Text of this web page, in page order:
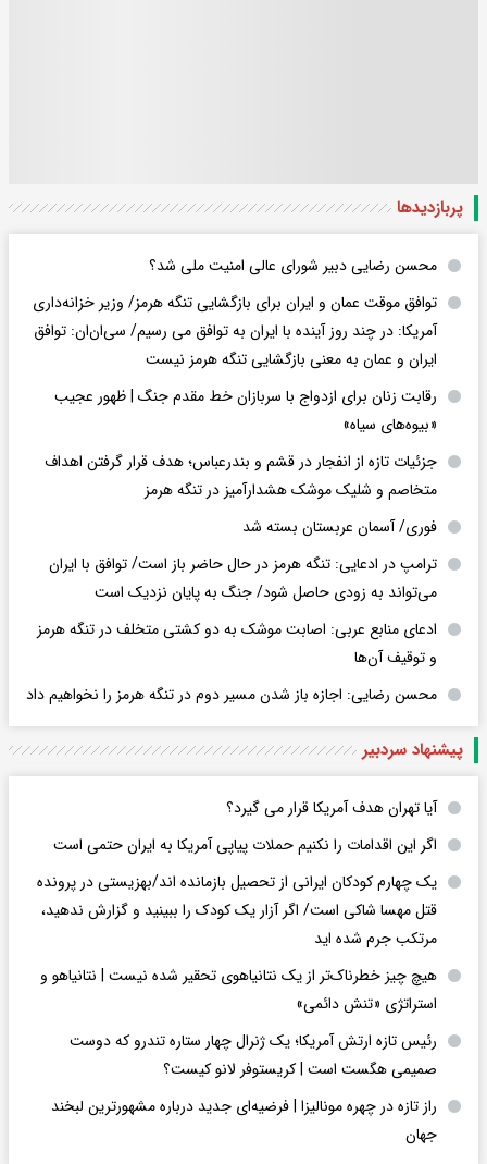
پربازدید‌ها
محسن رضایی دبیر شورای عالی امنیت ملی شد؟
توافق موقت عمان و ایران برای بازگشایی تنگه هرمز/ وزیر خزانه‌داری
آمریکا: در چند روز آینده با ایران به توافق می رسیم/ سی‌ان‌ان: توافق
ایران و عمان به معنی بازگشایی تنگه هرمز نیست
رقابت زنان برای ازدواج با سربازان خط مقدم جنگ | ظهور عجیب
«بیوه‌های سیاه»
جزئیات تازه از انفجار در قشم و بندرعباس؛ هدف قرار گرفتن اهداف
متخاصم و شلیک موشک هشدارآمیز در تنگه هرمز
فوری/ آسمان عربستان بسته شد
ترامپ در ادعایی: تنگه هرمز در حال حاضر باز است/ توافق با ایران
می‌تواند به‌ زودی حاصل شود/ جنگ به پایان نزدیک است
ادعای منابع عربی: اصابت موشک به دو کشتی متخلف در تنگه هرمز
و توقیف آن‌ها
محسن رضایی: اجازه باز شدن مسیر دوم در تنگه هرمز را نخواهیم داد
پیشنهاد سردبیر
آیا تهران هدف آمریکا قرار می گیرد؟
اگر این اقدامات را نکنیم حملات پیاپی آمریکا به ایران حتمی است
یک چهارم کودکان ایرانی از تحصیل بازمانده اند/بهزیستی در پرونده
قتل مهسا شاکی است/ اگر آزار یک کودک را ببینید و گزارش ندهید،
مرتکب جرم شده اید
هیچ چیز خطرناک‌تر از یک نتانیاهوی تحقیر شده نیست | نتانیاهو و
استراتژی «تنش دائمی»
رئیس تازه ارتش آمریکا؛ یک ژنرال چهار ستاره تندرو که دوست
صمیمی هگست است | کریستوفر لانو کیست؟
راز تازه در چهره مونالیزا | فرضیه‌ای جدید درباره مشهورترین لبخند
جهان